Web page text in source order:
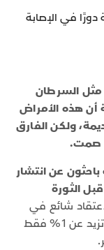
في الإصابة
مثل السرطان
أن هذه الأمراض
ولكن الفارق
صمت.
عن انتشار
الثورة
شائع في
لندن أن نسبة الإصابة بهذا المرض لم تكن تزيد عن 1% فقط